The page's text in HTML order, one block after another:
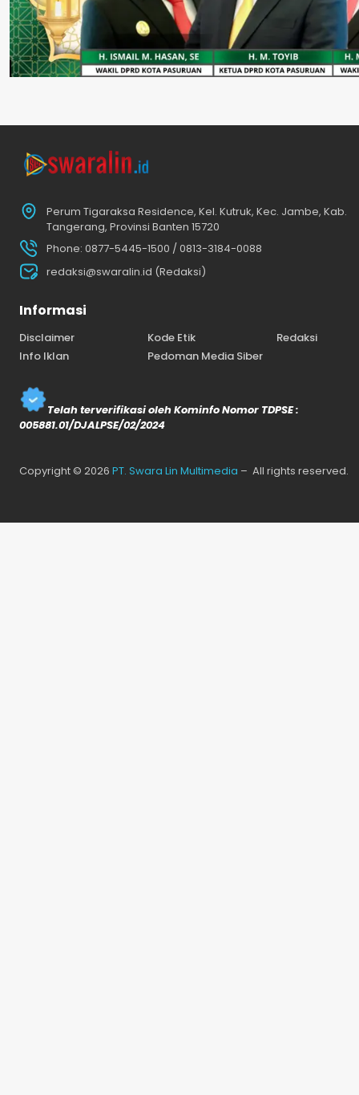
Perum Tigaraksa Residence, Kel. Kutruk, Kec. Jambe, Kab.
Tangerang, Provinsi Banten 15720
Phone: 0877-5445-1500 / 0813-3184-0088
redaksi@swaralin.id (Redaksi)
Informasi
Disclaimer Kode Etik
Redaksi
Info Iklan
Pedoman Media Siber
Telah terverifikasi oleh Kominfo Nomor TDPSE :
005881.01/DJALPSE/02/2024
Copyright © 2026 PT. Swara Lin Multimedia – All rights reserved.